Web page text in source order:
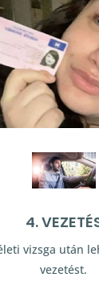
4.
vizsga után
vezetést.